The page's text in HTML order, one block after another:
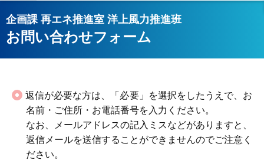
企画課 再エネ推進室 洋上風力推進班
お問い合わせフォーム
返信が必要な方は、「必要」を選択をしたうえで、お
名前・ご住所・お電話番号を入力ください。
なお、メールアドレスの記入ミスなどがありますと、
返信メールを送信することができませんのでご注意く
ださい。